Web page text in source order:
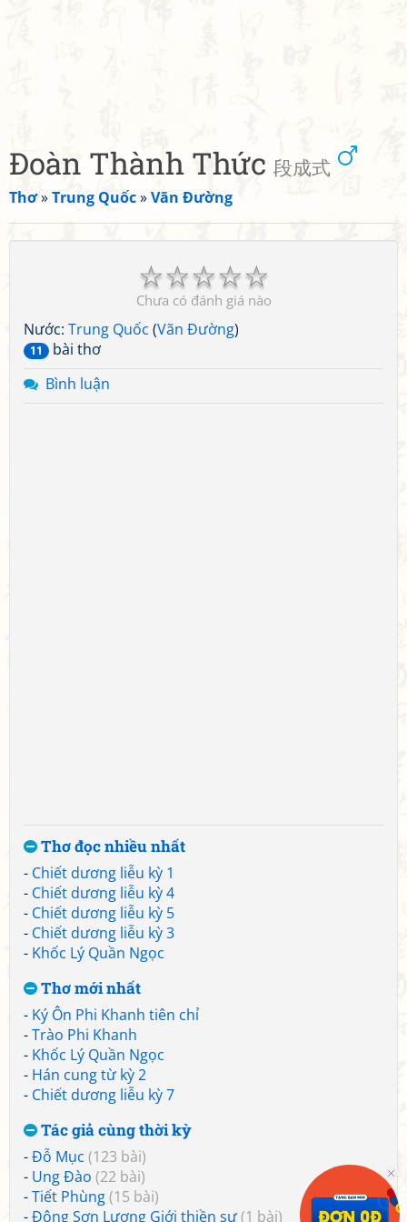
Đoàn Thành Thức 段成式
Thơ»Trung Quốc»Vãn Đường
☆
☆
☆
☆
☆
Chưa có đánh giá nào
Nước: Trung Quốc (Vãn Đường)
11
bài thơ
Bình luận
Thơ đọc nhiều nhất
- Chiết dương liễu kỳ 1
- Chiết dương liễu kỳ 4
- Chiết dương liễu kỳ 5
- Chiết dương liễu kỳ 3
- Khốc Lý Quần Ngọc
Thơ mới nhất
- Ký Ôn Phi Khanh tiên chỉ
-Trào Phi Khanh
- Khốc Lý Quần Ngọc
- Hán cung từ kỳ 2
- Chiết dương liễu kỳ 7
Tác giả cùng thời kỳ
-Đỗ Mục (123 bài)
- Ung Đào (22 bài)
-Tiết Phùng(15 bài)
-Động Sơn Lương Giới thiền sư(1 bài)